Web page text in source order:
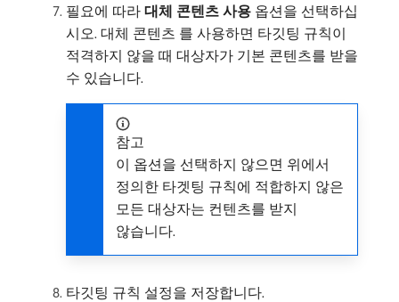
필요에 따라 대체 콘텐츠 사용 옵션을 선택하십
시오. 대체 콘텐츠 를 사용하면 타깃팅 규칙이
적격하지 않을 때 대상자가 기본 콘텐츠를 받을
수 있습니다.
참고
이 옵션을 선택하지 않으면 위에서
정의한 타겟팅 규칙에 적합하지 않은
모든 대상자는 컨텐츠를 받지
않습니다.
타깃팅 규칙 설정을 저장합니다.